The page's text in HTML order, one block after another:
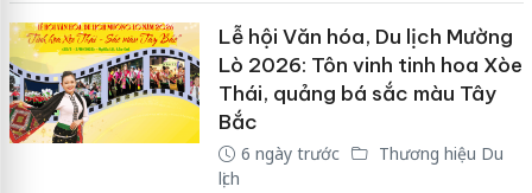
Lễ hội Văn hóa, Du lịch Mường
Lò 2026: Tôn vinh tinh hoa Xòe
Thái, quảng bá sắc màu Tây
Bắc
6 ngày trước
Thương hiệu Du
lịch